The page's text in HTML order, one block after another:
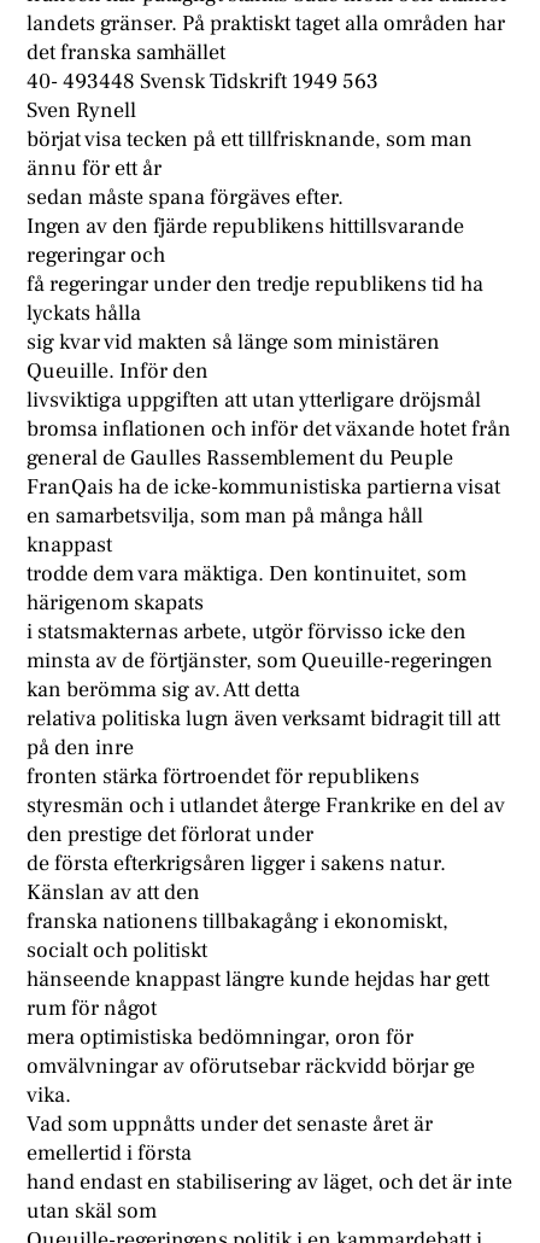
landets gränser. På praktiskt taget alla områden har
det franska samhället
40- 493448 Svensk Tidskrift 1949 563
Sven Rynell
börjat visa tecken på ett tillfrisknande, som man
ännu för ett år
sedan måste spana förgäves efter.
Ingen av den fjärde republikens hittillsvarande
regeringar och
få regeringar under den tredje republikens tid ha
lyckats hålla
sig kvar vid makten så länge som ministären
Queuille. Inför den
livsviktiga uppgiften att utan ytterligare dröjsmål
bromsa inflationen och inför det växande hotet från
general de Gaulles Rassemblement du Peuple
FranQais ha de icke-kommunistiska partierna visat
en samarbetsvilja, som man på många håll
knappast
trodde dem vara mäktiga. Den kontinuitet, som
härigenom skapats
i statsmakternas arbete, utgör förvisso icke den
minsta av de förtjänster, som Queuille-regeringen
kan berömma sig av. Att detta
relativa politiska lugn även verksamt bidragit till att
på den inre
fronten stärka förtroendet för republikens
styresmän och i utlandet återge Frankrike en del av
den prestige det förlorat under
de första efterkrigsåren ligger i sakens natur.
Känslan av att den
franska nationens tillbakagång i ekonomiskt,
socialt och politiskt
hänseende knappast längre kunde hejdas har gett
rum för något
mera optimistiska bedömningar, oron för
omvälvningar av oförutsebar räckvidd börjar ge
vika.
Vad som uppnåtts under det senaste året är
emellertid i första
hand endast en stabilisering av läget, och det är inte
utan skäl som